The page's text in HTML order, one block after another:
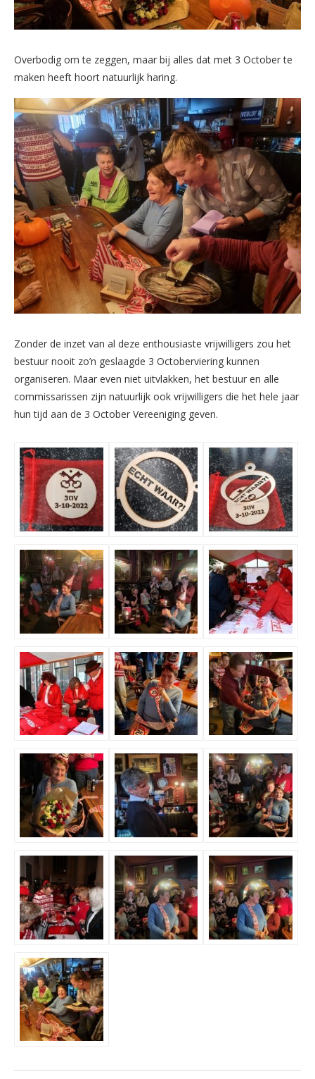
Overbodig om te zeggen, maar bij alles dat met 3 October te
maken heeft hoort natuurlijk haring.
Zonder de inzet van al deze enthousiaste vrijwilligers zou het
bestuur nooit zo’n geslaagde 3 Octoberviering kunnen
organiseren. Maar even niet uitvlakken, het bestuur en alle
commissarissen zijn natuurlijk ook vrijwilligers die het hele jaar
hun tijd aan de 3 October Vereeniging geven.